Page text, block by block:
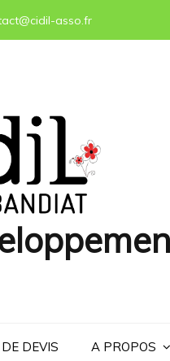
asso.fr
DEVIS A PROPOS